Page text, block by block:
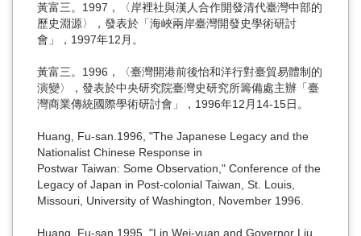
黃富三。1997，〈岸裡社與漢人合作開發清代臺灣中部的
歷史淵源〉，發表於「海峽兩岸臺灣開發史學術研討
會」，1997年12月。
黃富三。1996，〈臺灣開港前後怡和洋行對臺貿易體制的
演變〉，發表於中央研究院臺灣史研究所籌備處主辦「臺
灣商業傳統國際學術研討會」，1996年12月14-15日。
Huang, Fu-san.1996, "The Japanese Legacy and the
Nationalist Chinese Response in
Postwar Taiwan: Some Observation," Conference of the
Legacy of Japan in Post-colonial Taiwan, St. Louis,
Missouri, University of Washington, November 1996.
Huang, Fu-san.1995, "Lin Wei-yuan and Governor Liu